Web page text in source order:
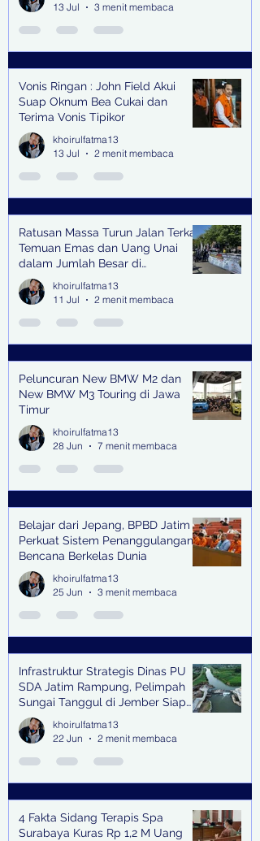
13 Jul
3 menit membaca
Vonis Ringan : John Field Akui
Suap Oknum Bea Cukai dan
Terima Vonis Tipikor
khoirulfatma13
13 Jul
2 menit membaca
Ratusan Massa Turun Jalan Terkait
Temuan Emas dan Uang Unai
dalam Jumlah Besar di
Lingkungan Jampidsus Kejaksaan
Agung RI di Jakarta
khoirulfatma13
11 Jul
2 menit membaca
Peluncuran New BMW M2 dan
New BMW M3 Touring di Jawa
Timur
khoirulfatma13
28 Jun
7 menit membaca
Belajar dari Jepang, BPBD Jatim
Perkuat Sistem Penanggulangan
Bencana Berkelas Dunia
khoirulfatma13
25 Jun
3 menit membaca
Infrastruktur Strategis Dinas PU
SDA Jatim Rampung, Pelimpah
Sungai Tanggul di Jember Siap
Bangkitkan Swasembada Pangan
dan Pengendali Banjir
khoirulfatma13
22 Jun
2 menit membaca
4 Fakta Sidang Terapis Spa
Surabaya Kuras Rp 1,2 M Uang